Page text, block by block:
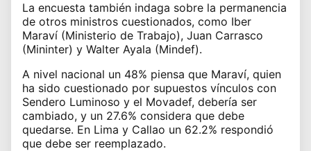
La encuesta también indaga sobre la permanencia
de otros ministros cuestionados, como Iber
Maraví (Ministerio de Trabajo), Juan Carrasco
(Mininter) y Walter Ayala (Mindef).
A nivel nacional un 48% piensa que Maraví, quien
ha sido cuestionado por supuestos vínculos con
Sendero Luminoso y el Movadef, debería ser
cambiado, y un 27.6% considera que debe
quedarse. En Lima y Callao un 62.2% respondió
que debe ser reemplazado.